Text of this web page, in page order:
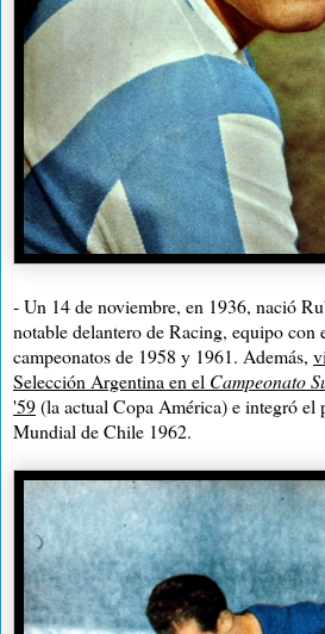
- Un 14 de noviembre, en 1936, nació
notable delantero de Racing, equipo con
campeonatos de 1958 y 1961. Además,
Selección Argentina en el Campeonato
'59(la actual Copa América) e integró el
Mundial de Chile 1962.